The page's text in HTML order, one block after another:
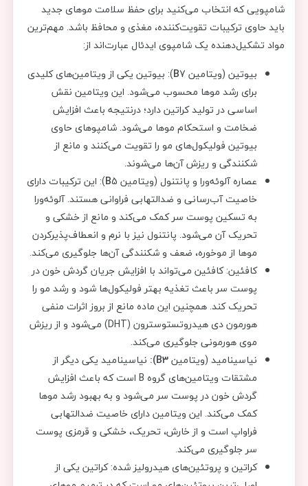
شامپویی که انتخاب می‌کنید برای حفظ سلامت موهای جدید
باید حاوی ترکیبات تقویت‌کننده، مغذی و محافظ باشد. مهم‌ترین
مواد تشکیل‌دهنده یک شامپوی ایدئال عبارت‌اند از:
بیوتین (ویتامین B7): بیوتین یکی از ویتامین‌های کلیدی
برای رشد موها محسوب می‌شود. این ویتامین نقش
اساسی در تولید کراتین دارد؛ درنتیجه باعث افزایش
ضخامت و استحکام موها می‌شود. شامپوهای حاوی
بیوتین فولیکول‌های مو را تقویت می‌کنند و مانع از
شکنندگی و ریزش آن‌ها می‌شوند.
عصاره آلوئه‌ورا و پانتنول (ویتامین B5): این ترکیبات دارای
خاصیت آب‌رسانی و ضدالتهابی فراوانی هستند. آلوئه‌ورا
به تسکین پوست سر کمک می‌کند و مانع از خشکی و
تحریک آن می‌شود. پانتنول نیز با نرم و انعطاف‌پذیر‌کردن
موها از موخوره، ضعف و شکنندگی آن‌ها جلوگیری می‌کند.
کافئین: کافئین می‌تواند با افزایش جریان گردش خون در
پوست سر باعث تغذیه بهتر فولیکول‌ها شود و رشد مو را
تحریک ‌کند. همچنین این ماده مانع از بروز اثرات منفی
هورمون دی هیدروتستوسترون (DHT) می‌شود و از ریزش
موی هورمونی جلوگیری می‌کند.
نیاسینامید (ویتامینB3): نیاسینامید یکی دیگر از
مشتقات ویتامین‌های گروه B است که باعث افزایش
گردش خون در پوست سر می‌شود و به بهبود رشد موها
کمک می‌کند. این ویتامین دارای خاصیت ضدالتهابی
فرا‌واپ است و از خارش، تحریک، خشکی و قرمزی پوست
سر جلوگیری می‌کند.
کراتین و پروتئین‌های هیدرولیز شده: کراتین یکی از